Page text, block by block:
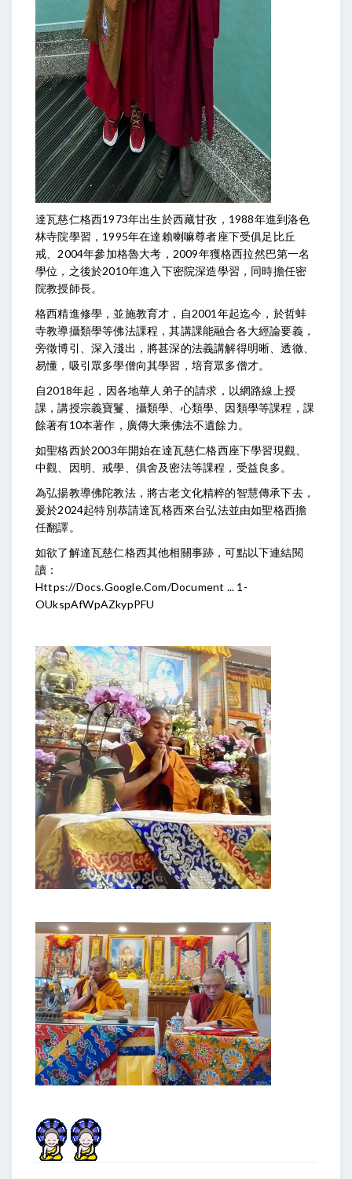
達瓦慈仁格西1973年出生於西藏甘孜，1988年進到洛色
林寺院學習，1995年在達賴喇嘛尊者座下受俱足比丘
戒、2004年參加格魯大考，2009年獲格西拉然巴第一名
學位，之後於2010年進入下密院深造學習，同時擔任密
院教授師長。
格西精進修學，並施教育才，自2001年起迄今，於哲蚌
寺教導攝類學等佛法課程，其講課能融合各大經論要義，
旁徵博引、深入淺出，將甚深的法義講解得明晰、透徹、
易懂，吸引眾多學僧向其學習，培育眾多僧才。
自2018年起，因各地華人弟子的請求，以網路線上授
課，講授宗義寶鬘、攝類學、心類學、因類學等課程，課
餘著有10本著作，廣傳大乘佛法不遺餘力。
如聖格西於2003年開始在達瓦慈仁格西座下學習現觀、
中觀、因明、戒學、俱舍及密法等課程，受益良多。
為弘揚教導佛陀教法，將古老文化精粹的智慧傳承下去，
爰於2024起特別恭請達瓦格西來台弘法並由如聖格西擔
任翻譯。
如欲了解達瓦慈仁格西其他相關事跡，可點以下連結閱
讀：
Https://Docs.Google.Com/Document ... 1-
OUkspAfWpAZkypPFU